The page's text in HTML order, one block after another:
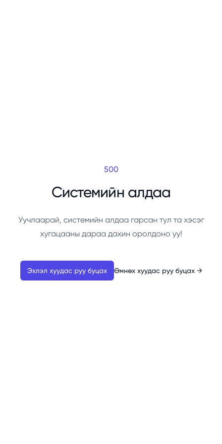
500
Системийн алдаа
Уучлаарай, системийн алдаа гарсан тул та хэсэг
хугацааны дараа дахин оролдоно уу!
Эхлэл хуудас руу буцах Өмнөх хуудас руу буцах →